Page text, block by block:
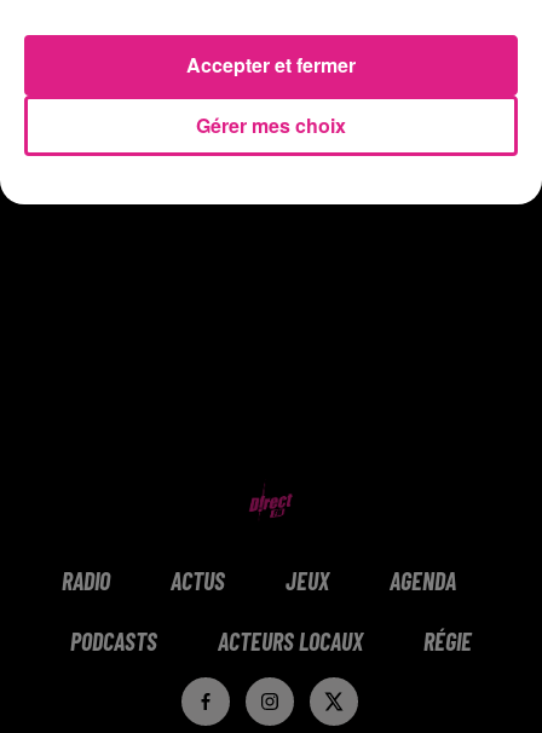
RADIO ACTUS JEUX AGENDA
PODCASTS ACTEURS LOCAUX RÉGIE
Gérer mes choix
Accepter et fermer